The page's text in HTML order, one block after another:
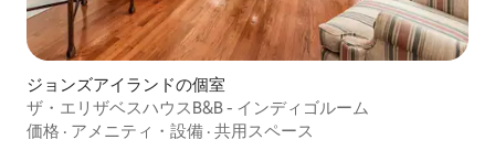
ジョンズアイランドの個室
ザ・エリザベスハウスB&B - インディゴルーム
価格 · アメニティ・設備 · 共用スペース